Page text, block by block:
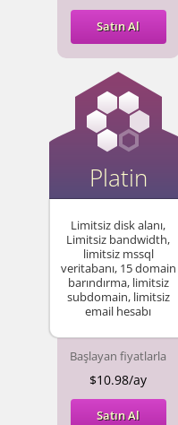
Satın Al
Platin
Limitsiz disk alanı,
Limitsiz bandwidth,
limitsiz mssql
veritabanı, 15 domain
barındırma, limitsiz
subdomain, limitsiz
email hesabı
Başlayan fiyatlarla
$10.98/ay
Satın Al